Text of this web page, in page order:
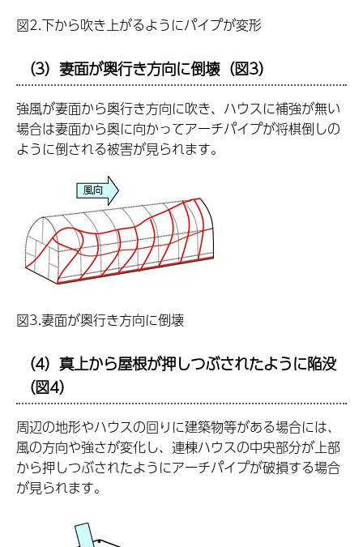
図2.下から吹き上がるようにパイプが変形
（3）妻面が奥行き方向に倒壊（図3）
強風が妻面から奥行き方向に吹き、ハウスに補強が無い
場合は妻面から奥に向かってアーチパイプが将棋倒しの
ように倒される被害が見られます。
図3.妻面が奥行き方向に倒壊
（4）真上から屋根が押しつぶされたように陥没
（図4）
周辺の地形やハウスの回りに建築物等がある場合には、
風の方向や強さが変化し、連棟ハウスの中央部分が上部
から押しつぶされたようにアーチパイプが破損する場合
が見られます。